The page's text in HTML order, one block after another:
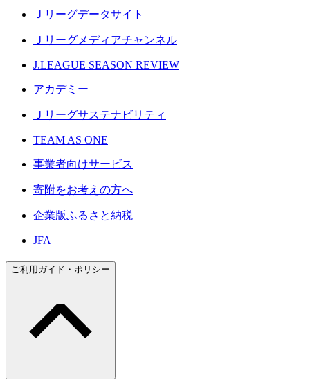
Ｊリーグデータサイト
Ｊリーグメディアチャンネル
J.LEAGUE SEASON REVIEW
アカデミー
Ｊリーグサステナビリティ
TEAM AS ONE
事業者向けサービス
寄附をお考えの方へ
企業版ふるさと納税
JFA
ご利用ガイド・ポリシー